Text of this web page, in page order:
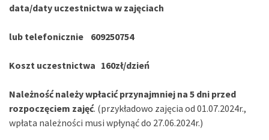
data/daty uczestnictwa w zajęciach
lub telefonicznie 609250754
Koszt uczestnictwa 160zł/dzień
Należność należy wpłacić przynajmniej na 5 dni przed
rozpoczęciem zajęć. (przykładowo zajęcia od 01.07.2024r.,
wpłata należności musi wpłynąć do 27.06.2024r.)